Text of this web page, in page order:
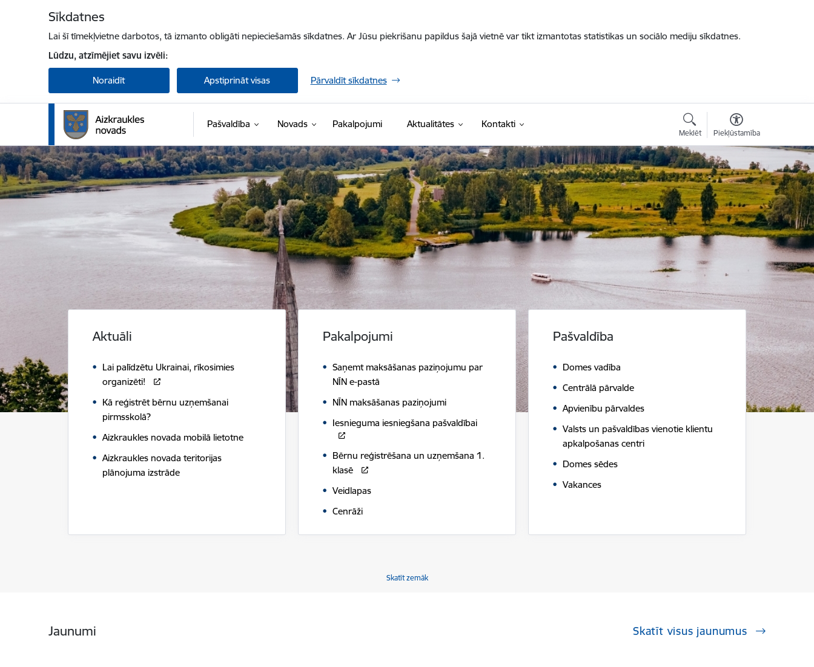
Sīkdatnes
Lai šī tīmekļvietne darbotos, tā izmanto obligāti nepieciešamās sīkdatnes. Ar Jūsu piekrišanu papildus šajā vietnē var tikt izmantotas statistikas un sociālo mediju sīkdatnes.
Lūdzu, atzīmējiet savu izvēli:
Noraidīt Apstiprināt visas Pārvaldīt sīkdatnes
Pašvaldība Novads Pakalpojumi Aktualitātes Kontakti
Meklēt Piekļūstamība
Aizkraukles novada pašvaldība
Aktuāli
Lai palīdzētu Ukrainai, rīkosimies
organizēti!
Kā reģistrēt bērnu uzņemšanai
pirmsskolā?
Aizkraukles novada mobilā lietotne
Aizkraukles novada teritorijas
plānojuma izstrāde
Pakalpojumi
Saņemt maksāšanas paziņojumu par
NĪN e-pastā
NĪN maksāšanas paziņojumi
Iesnieguma iesniegšana pašvaldībai
Bērnu reģistrēšana un uzņemšana 1.
klasē
Veidlapas
Cenrāži
Pašvaldība
Domes vadība
Centrālā pārvalde
Apvienību pārvaldes
Valsts un pašvaldības vienotie klientu
apkalpošanas centri
Domes sēdes
Vakances
Skatīt zemāk
Jaunumi Skatīt visus jaunumus